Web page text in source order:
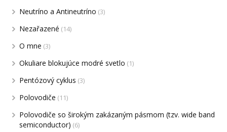
Neutríno a Antineutríno (3)
Nezařazené (14)
O mne (3)
Okuliare blokujúce modré svetlo (1)
Pentózový cyklus (3)
Polovodiče (11)
Polovodiče so širokým zakázaným pásmom (tzv. wide band
semiconductor) (6)